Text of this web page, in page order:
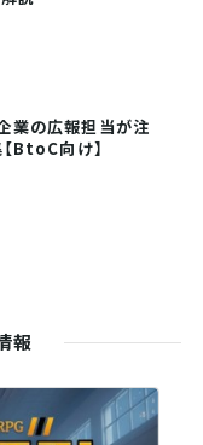
業の広報担当が注
BtoC向け】
報